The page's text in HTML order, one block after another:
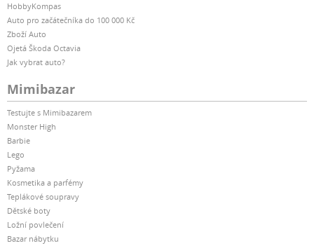
HobbyKompas
Auto pro začátečníka do 100 000 Kč
Zboží Auto
Ojetá Škoda Octavia
Jak vybrat auto?
Mimibazar
Testujte s Mimibazarem
Monster High
Barbie
Lego
Pyžama
Kosmetika a parfémy
Teplákové soupravy
Dětské boty
Ložní povlečení
Bazar nábytku